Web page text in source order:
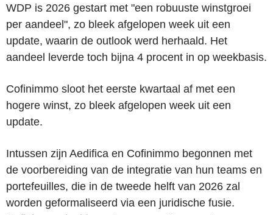
WDP is 2026 gestart met "een robuuste winstgroei
per aandeel", zo bleek afgelopen week uit een
update, waarin de outlook werd herhaald. Het
aandeel leverde toch bijna 4 procent in op weekbasis.
Cofinimmo sloot het eerste kwartaal af met een
hogere winst, zo bleek afgelopen week uit een
update.
Intussen zijn Aedifica en Cofinimmo begonnen met
de voorbereiding van de integratie van hun teams en
portefeuilles, die in de tweede helft van 2026 zal
worden geformaliseerd via een juridische fusie.